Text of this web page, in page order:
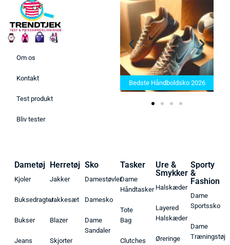
Om os
Kontakt
Test produkt
Bliv tester
Bedste Saunatæppe 2025 –
Find de bedste produkter her!
Bedste Håndboldsko 2026
Dametøj
Kjoler
Buksedragter
Bukser
Jeans
Herretøj
Jakker
Jakkesæt
Blazer
Skjorter
Sko
Damestøvler
Damesko
Dame
Sandaler
Tasker
Dame
Håndtasker
Tote
Bag
Clutches
Ure &
Smykker
Halskæder
Layered
Halskæder
Øreringe
Sporty
&
Fashion
Dame
Sportssko
Dame
Træningstøj